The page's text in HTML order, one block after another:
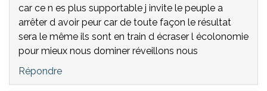
car ce n es plus supportable j invite le peuple a
arrêter d avoir peur car de toute façon le résultat
sera le même ils sont en train d écraser l écolonomie
pour mieux nous dominer réveillons nous
Répondre